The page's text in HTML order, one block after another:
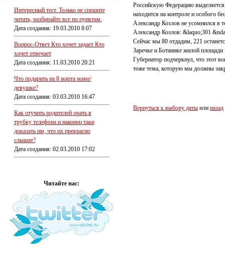
Интересный тест. Только не спешите
читать, разбирайте все по пунктам.
Дата создания: 19.03.2010 8:07
Вопрос-Ответ Кто хочет задает Кто
хочет отвечает
Дата создания: 11.03.2010 20:21
Что подарить на 8 марта маме/
девушке?
Дата создания: 03.03.2010 16:47
Как отучить родителей орать в
трубку телефона и наконец таки
доказать им, что их прекрасно
слышат?
Дата создания: 02.03.2010 17:02
Читайте нас:
Российскую Федерацию
находится на контроле и особого
Александр Козлов не усомнился в
Александр Козлов: &laquo;301
Сейчас мы 80 отдадим, 221
Заречке и Ботанике жилой площади
Губернатор подчеркнул, что этот
тоже тема, которую мы должны
Вернуться к выбору даты или назад